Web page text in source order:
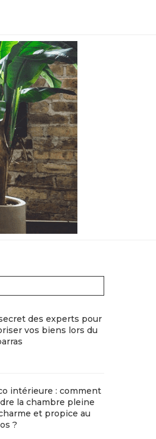
des experts pour
vos biens lors du
intérieure : comment
la chambre pleine
et propice au
?